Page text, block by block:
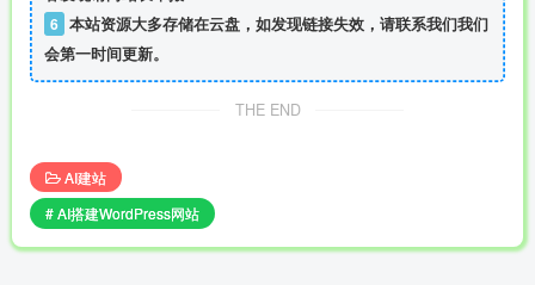
6 本站资源大多存储在云盘，如发现链接失效，请联系我们我们
会第一时间更新。
THE END
AI建站
# AI搭建WordPress网站